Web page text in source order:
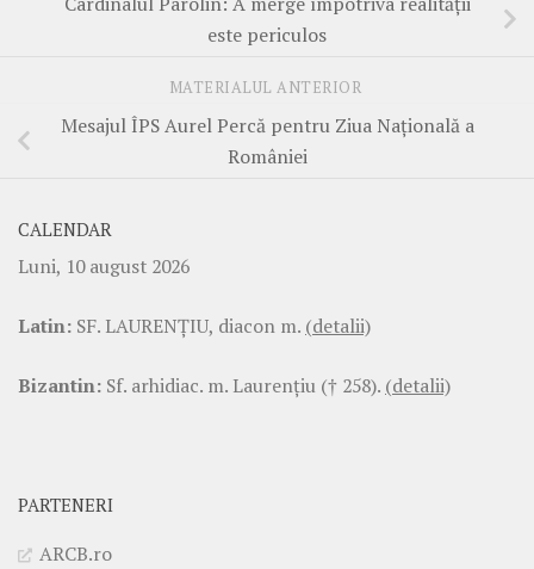
este periculos
MATERIALUL ANTERIOR
Mesajul ÎPS Aurel Percă pentru Ziua Națională a
României
CALENDAR
Luni, 10 august 2026
Latin: SF. LAURENŢIU, diacon m. (detalii)
Bizantin: Sf. arhidiac. m. Laurenţiu († 258). (detalii)
PARTENERI
ARCB.ro